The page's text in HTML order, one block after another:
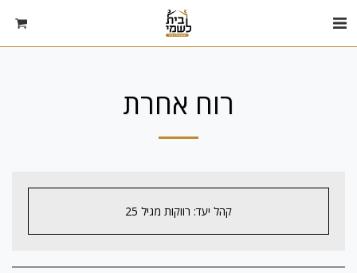
רוח אחרת
קהל יעד: רווקות מגיל 25